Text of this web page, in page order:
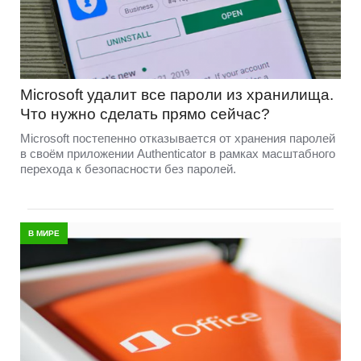
Microsoft удалит все пароли из хранилища.
Что нужно сделать прямо сейчас?
Microsoft постепенно отказывается от хранения паролей
в своём приложении Authenticator в рамках масштабного
перехода к безопасности без паролей.
В МИРЕ